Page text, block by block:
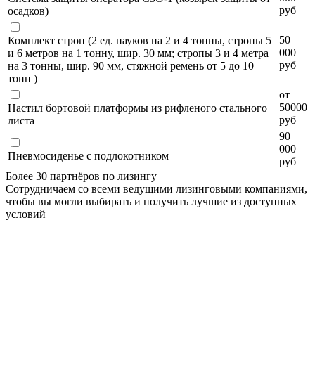
осадков)
руб
Комплект строп (2 ед. пауков на 2 и 4 тонны, стропы 5
и 6 метров на 1 тонну, шир. 30 мм; стропы 3 и 4 метра
на 3 тонны, шир. 90 мм, стяжной ремень от 5 до 10
тонн )
50
000
руб
Настил бортовой платформы из рифленого стального
листа
от
50000
руб
Пневмосиденье с подлокотником
90
000
руб
Более 30 партнёров по лизингу
Сотрудничаем со всеми ведущими лизинговыми компаниями,
чтобы вы могли выбирать и получить лучшие из доступных
условий